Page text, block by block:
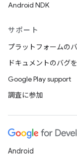
Android NDK
サポート
プラットフォームの
ドキュメントのバグ
Google Play support
調査に参加
Android